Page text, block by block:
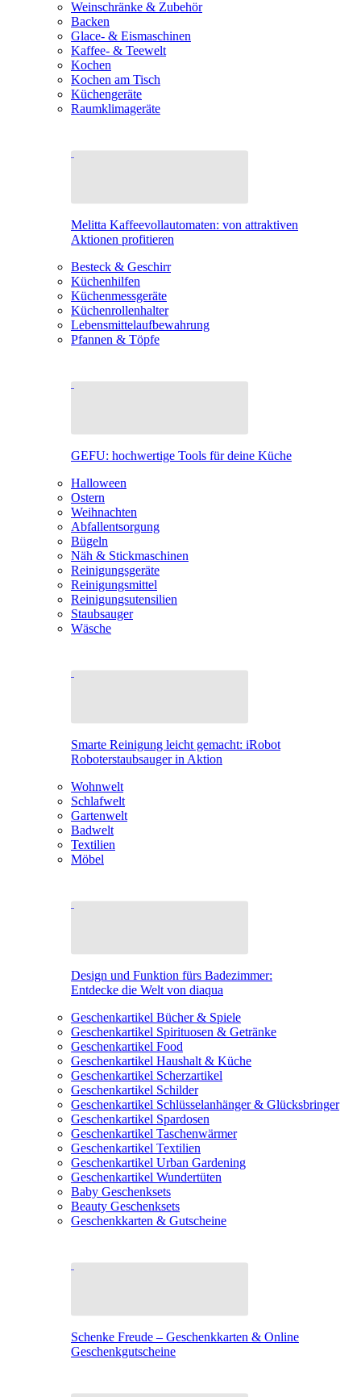
Weinschränke & Zubehör
Backen
Glace- & Eismaschinen
Kaffee- & Teewelt
Kochen
Kochen am Tisch
Küchengeräte
Raumklimageräte
Melitta Kaffeevollautomaten: von attraktiven
Aktionen profitieren
Besteck & Geschirr
Küchenhilfen
Küchenmessgeräte
Küchenrollenhalter
Lebensmittelaufbewahrung
Pfannen & Töpfe
GEFU: hochwertige Tools für deine Küche
Halloween
Ostern
Weihnachten
Abfallentsorgung
Bügeln
Näh & Stickmaschinen
Reinigungsgeräte
Reinigungsmittel
Reinigungsutensilien
Staubsauger
Wäsche
Smarte Reinigung leicht gemacht: iRobot
Roboterstaubsauger in Aktion
Wohnwelt
Schlafwelt
Gartenwelt
Badwelt
Textilien
Möbel
Design und Funktion fürs Badezimmer:
Entdecke die Welt von diaqua
Geschenkartikel Bücher & Spiele
Geschenkartikel Spirituosen & Getränke
Geschenkartikel Food
Geschenkartikel Haushalt & Küche
Geschenkartikel Scherzartikel
Geschenkartikel Schilder
Geschenkartikel Schlüsselanhänger & Glücksbringer
Geschenkartikel Spardosen
Geschenkartikel Taschenwärmer
Geschenkartikel Textilien
Geschenkartikel Urban Gardening
Geschenkartikel Wundertüten
Baby Geschenksets
Beauty Geschenksets
Geschenkkarten & Gutscheine
Schenke Freude – Geschenkkarten & Online
Geschenkgutscheine